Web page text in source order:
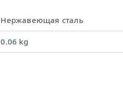
Нержавеющая сталь
0.06 kg